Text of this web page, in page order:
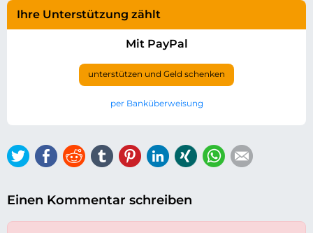
Ihre Unterstützung zählt
Mit PayPal
unterstützen und Geld schenken
per Banküberweisung
TwitterFacebook
ReddittumblrPinterestLinkedIn
Xing WhatsApp
Einen Kommentar schreiben